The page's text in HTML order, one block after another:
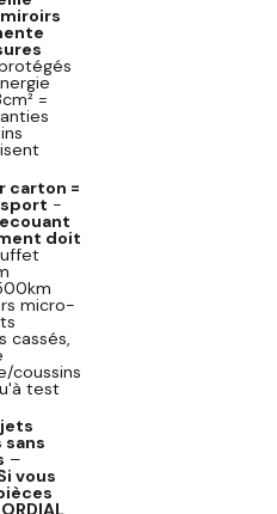
protégés
=
carton =
-
doit
micro-
cassés,
coussins
test
–
vous